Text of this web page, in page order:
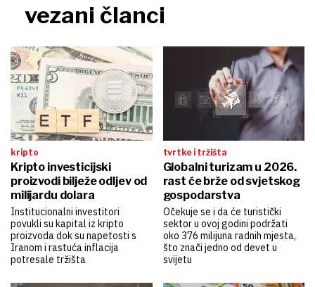
vezani članci
kripto
Kripto investicijski
proizvodi bilježe odljev od
milijardu dolara
Institucionalni investitori
povukli su kapital iz kripto
proizvoda dok su napetosti s
Iranom i rastuća inflacija
potresale tržišta
tvrtke i tržišta
Globalni turizam u 2026.
rast će brže od svjetskog
gospodarstva
Očekuje se i da će turistički
sektor u ovoj godini podržati
oko 376 milijuna radnih mjesta,
što znači jedno od devet u
svijetu